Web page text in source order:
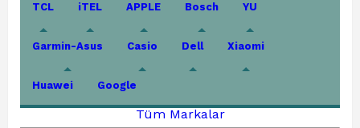
TCL iTEL APPLE Bosch YU
Garmin-Asus Casio Dell Xiaomi
Huawei Google
Tüm Markalar